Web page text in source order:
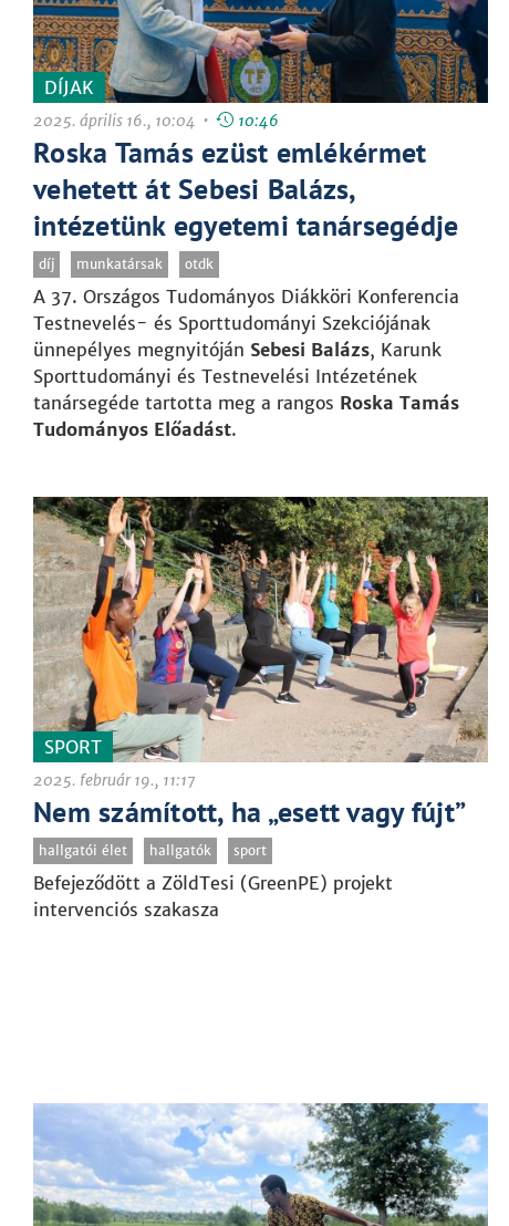
DÍJAK
2025. április 16., 10:04 • 10:46
Roska Tamás ezüst emlékérmet
vehetett át Sebesi Balázs,
intézetünk egyetemi tanársegédje
díj munkatársak otdk
A 37. Országos Tudományos Diákköri Konferencia
Testnevelés- és Sporttudományi Szekciójának
ünnepélyes megnyitóján Sebesi Balázs, Karunk
Sporttudományi és Testnevelési Intézetének
tanársegéde tartotta meg a rangos Roska Tamás
Tudományos Előadást.
SPORT
2025. február 19., 11:17
Nem számított, ha „esett vagy fújt”
hallgatói élet hallgatók sport
Befejeződött a ZöldTesi (GreenPE) projekt
intervenciós szakasza